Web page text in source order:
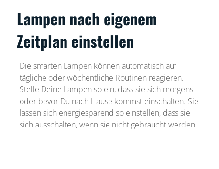
Lampen nach eigenem
Zeitplan einstellen
Die smarten Lampen können automatisch auf
tägliche oder wöchentliche Routinen reagieren.
Stelle Deine Lampen so ein, dass sie sich morgens
oder bevor Du nach Hause kommst einschalten. Sie
lassen sich energiesparend so einstellen, dass sie
sich ausschalten, wenn sie nicht gebraucht werden.